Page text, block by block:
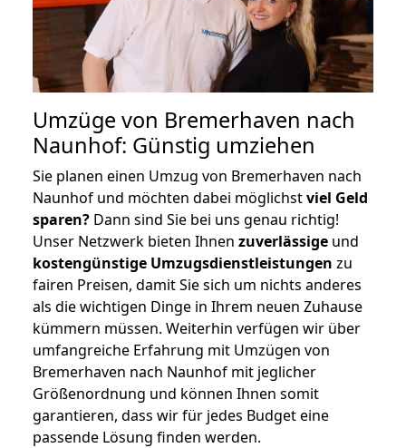
Umzüge von Bremerhaven nach
Naunhof: Günstig umziehen
Sie planen einen Umzug von Bremerhaven nach
Naunhof und möchten dabei möglichstviel Geld
sparen? Dann sind Sie bei uns genau richtig!
Unser Netzwerk bieten Ihnen zuverlässige und
kostengünstige Umzugsdienstleistungen zu
fairen Preisen, damit Sie sich um nichts anderes
als die wichtigen Dinge in Ihrem neuen Zuhause
kümmern müssen. Weiterhin verfügen wir über
umfangreiche Erfahrung mit Umzügen von
Bremerhaven nach Naunhof mit jeglicher
Größenordnung und können Ihnen somit
garantieren, dass wir für jedes Budget eine
passende Lösung finden werden.